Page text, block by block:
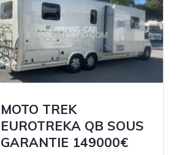
MOTO TREK
EUROTREKA QB SOUS
GARANTIE 149000€